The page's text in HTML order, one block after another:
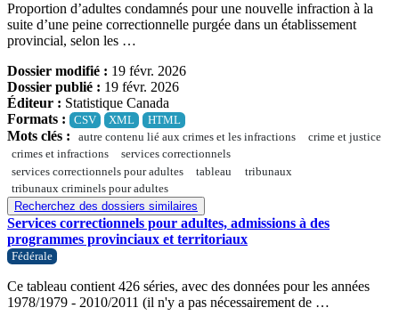
Proportion d’adultes condamnés pour une nouvelle infraction à la
suite d’une peine correctionnelle purgée dans un établissement
provincial, selon les …
Dossier modifié : 19 févr. 2026
Dossier publié : 19 févr. 2026
Éditeur : Statistique Canada
Formats :
CSV XML HTML
Mots clés : autre contenu lié aux crimes et les infractions
crime et justice
crimes et infractions
services correctionnels
services correctionnels pour adultes
tableau
tribunaux
tribunaux criminels pour adultes
Recherchez des dossiers similaires
Services correctionnels pour adultes, admissions à des
programmes provinciaux et territoriaux
Fédérale
Ce tableau contient 426 séries, avec des données pour les années
1978/1979 - 2010/2011 (il n'y a pas nécessairement de …